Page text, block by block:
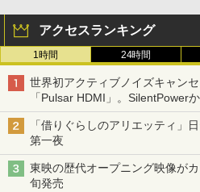
アクセスランキング
1時間 24時間
世界初アクティブノイズキャン
「Pulsar HDMI」。SilentPower
「借りぐらしのアリエッティ」
第一夜
東映の歴代オープニング映像が
旬発売